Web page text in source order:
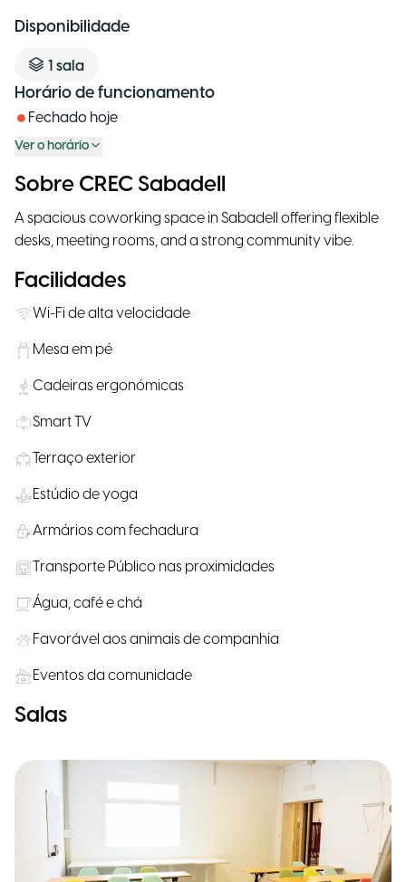
Disponibilidade
1 sala
Horário de funcionamento
Fechado hoje
Ver o horário
Sobre CREC Sabadell
A spacious coworking space in Sabadell offering flexible
desks, meeting rooms, and a strong community vibe.
Facilidades
Wi-Fi de alta velocidade
Mesa em pé
Cadeiras ergonómicas
Smart TV
Terraço exterior
Estúdio de yoga
Armários com fechadura
Transporte Público nas proximidades
Água, café e chá
Favorável aos animais de companhia
Eventos da comunidade
Salas